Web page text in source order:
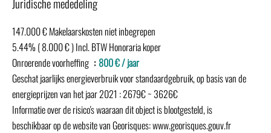
Juridische mededeling
147.000 € Makelaarskosten niet inbegrepen
5.44% ( 8.000 € ) Incl. BTW Honoraria koper
Onroerende voorheffing
800 € / jaar
Geschat jaarlijks energieverbruik voor standaardgebruik, op basis van de
energieprijzen van het jaar 2021 : 2679€ ~ 3626€
Informatie over de risico's waaraan dit object is blootgesteld, is
beschikbaar op de website van Georisques: www.georisques.gouv.fr